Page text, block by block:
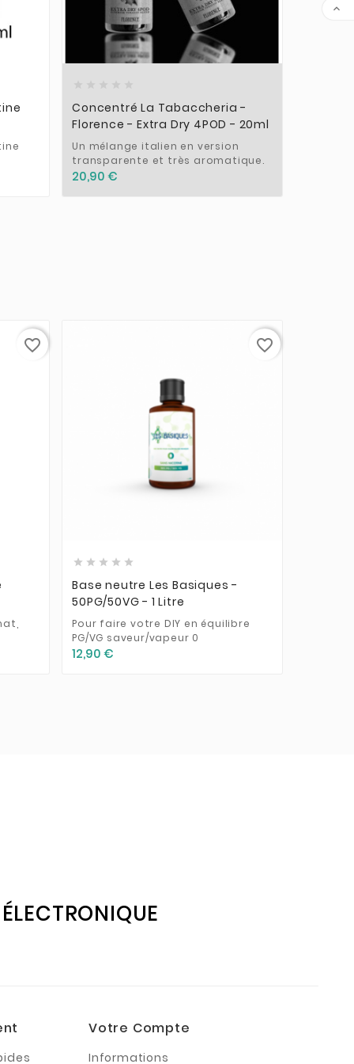
 
Concentré La Tabaccheria -
Florence - Extra Dry 4POD - 20ml
Un mélange italien en version
transparente et très aromatique.
20,90 €
favorite_border
    
Base neutre Les Basiques -
50PG/50VG - 1 Litre
Pour faire votre DIY en équilibre
PG/VG saveur/vapeur 0
12,90 €
favorite_border
Votre Compte
Informations
